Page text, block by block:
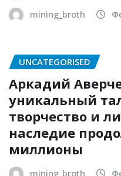
mining_broth
UNCATEGORISED
Аркадий
уникальный
творчество и
наследие
миллионы
mining_broth